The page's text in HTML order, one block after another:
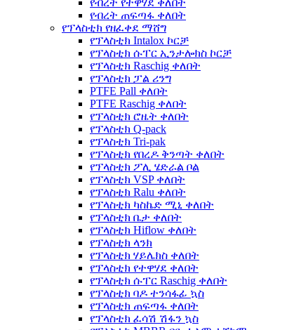
የብረት የተዋሃደ ቀለበት
የብረት ጠፍጣፋ ቀለበት
የፕላስቲክ የዘፈቀደ ማሸግ
የፕላስቲክ Intalox ኮርቻ
የፕላስቲክ ሱፐር ኢንታሎክስ ኮርቻ
የፕላስቲክ Raschig ቀለበት
የፕላስቲክ ፓል ሪንግ
PTFE Pall ቀለበት
PTFE Raschig ቀለበት
የፕላስቲክ ሮዜት ቀለበት
የፕላስቲክ Q-pack
የፕላስቲክ Tri-pak
የፕላስቲክ የበረዶ ቅንጣት ቀለበት
የፕላስቲክ ፖሊ ሄድራል ቦል
የፕላስቲክ VSP ቀለበት
የፕላስቲክ Ralu ቀለበት
የፕላስቲክ ካስኬድ ሚኒ ቀለበት
የፕላስቲክ ቤታ ቀለበት
የፕላስቲክ Hiflow ቀለበት
የፕላስቲክ ላንክ
የፕላስቲክ ሃይሌክስ ቀለበት
የፕላስቲክ የተዋሃደ ቀለበት
የፕላስቲክ ሱፐር Raschig ቀለበት
የፕላስቲክ ባዶ ተንሳፋፊ ኳስ
የፕላስቲክ ጠፍጣፋ ቀለበት
የፕላስቲክ ፈሳሽ ሽፋን ኳስ